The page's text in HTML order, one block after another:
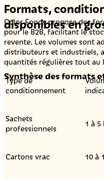
Formats,
disponibles en
Color Foods propose des
pour le B2B, facilitant le
revente. Les volumes sont
distributeurs et industriels,
quantités régulières tout au
Synthèse des formats
Type de
conditionnement
Sachets
professionnels
1 à 5
Cartons vrac 10 à